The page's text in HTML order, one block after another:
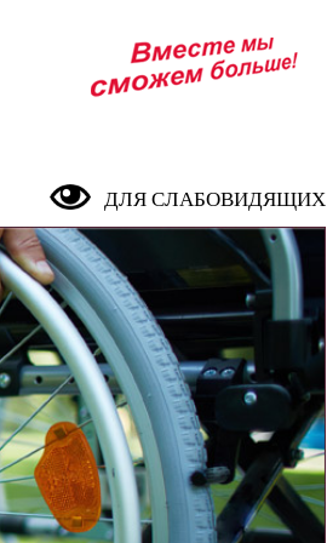
ДЛЯ СЛАБОВИДЯЩИХ